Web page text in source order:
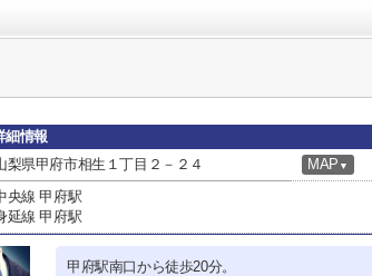
細情報
梨県甲府市相生１丁目２－２４ MAP ▼
央線 甲府駅
延線 甲府駅
甲府駅南口から徒歩20分。